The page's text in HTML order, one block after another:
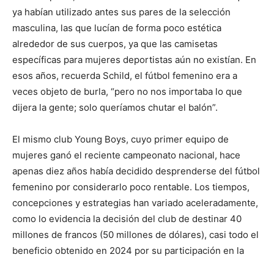
ya habían utilizado antes sus pares de la selección
masculina, las que lucían de forma poco estética
alrededor de sus cuerpos, ya que las camisetas
específicas para mujeres deportistas aún no existían. En
esos años, recuerda Schild, el fútbol femenino era a
veces objeto de burla, “pero no nos importaba lo que
dijera la gente; solo queríamos chutar el balón”.
El mismo club Young Boys, cuyo primer equipo de
mujeres ganó el reciente campeonato nacional, hace
apenas diez años había decidido desprenderse del fútbol
femenino por considerarlo poco rentable. Los tiempos,
concepciones y estrategias han variado aceleradamente,
como lo evidencia la decisión del club de destinar 40
millones de francos (50 millones de dólares), casi todo el
beneficio obtenido en 2024 por su participación en la